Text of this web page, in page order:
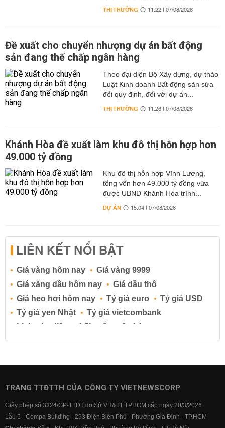
THỊ TRƯỜNG 11:22 | 07/08/2026
Đề xuất cho chuyển nhượng dự án bất động
sản đang thế chấp ngân hàng
Theo đại diện Bộ Xây dựng, dự thảo
Luật Kinh doanh Bất động sản sửa
đổi quy định, đối với dự án...
THỊ TRƯỜNG 11:26 | 07/08/2026
Khánh Hòa đề xuất làm khu đô thị hỗn hợp hơn
49.000 tỷ đồng
Khu đô thị hỗn hợp Vĩnh Lương,
tổng vốn hơn 49.000 tỷ đồng vừa
được UBND Khánh Hòa trình...
DỰ ÁN 15:04 | 07/08/2026
LIÊN KẾT NỔI BẬT
Giá vàng hôm nay
Giá vàng 9999
Giá xăng dầu hôm nay
Giá dầu thô
Giá heo hơi hôm nay
Tỷ giá euro
Tỷ giá USD
Tỷ giá yen Nhật
Tỷ giá vietcombank
Lịch cúp điện
Lãi suất ngân hàng
Lãi suất tiết kiệm
Lãi suất tiền gửi
Lãi suất ngân hàng BIDV
Lãi suất ngân hàng Vietcombank
TRANG TTĐTTH CỦA CÔNG TY VIETNEWSCORP
Giấy phép số 3324/GP-TTĐT do Sở VH&TT TPHCM cấp ngày 20/3/2026
Lầu 5 - Compa Building - 293 Điện Biên Phủ - Phường Gia Định - TP.HCM